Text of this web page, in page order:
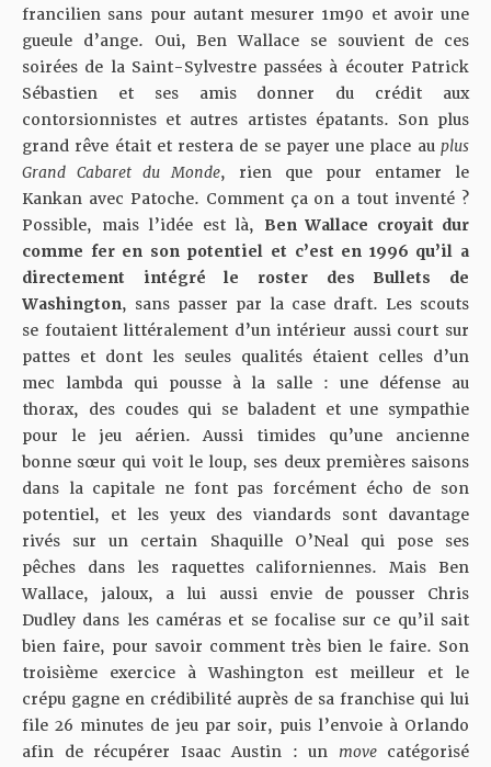
francilien sans pour autant mesurer 1m90 et avoir une
gueule d’ange. Oui, Ben Wallace se souvient de ces
soirées de la Saint-Sylvestre passées à écouter Patrick
Sébastien et ses amis donner du crédit aux
contorsionnistes et autres artistes épatants. Son plus
grand rêve était et restera de se payer une place au plus
Grand Cabaret du Monde, rien que pour entamer le
Kankan avec Patoche. Comment ça on a tout inventé ?
Possible, mais l’idée est là, Ben Wallace croyait dur
comme fer en son potentiel et c’est en 1996 qu’il a
directement intégré le roster des Bullets de
Washington, sans passer par la case draft. Les scouts
se foutaient littéralement d’un intérieur aussi court sur
pattes et dont les seules qualités étaient celles d’un
mec lambda qui pousse à la salle : une défense au
thorax, des coudes qui se baladent et une sympathie
pour le jeu aérien. Aussi timides qu’une ancienne
bonne sœur qui voit le loup, ses deux premières saisons
dans la capitale ne font pas forcément écho de son
potentiel, et les yeux des viandards sont davantage
rivés sur un certain Shaquille O’Neal qui pose ses
pêches dans les raquettes californiennes. Mais Ben
Wallace, jaloux, a lui aussi envie de pousser Chris
Dudley dans les caméras et se focalise sur ce qu’il sait
bien faire, pour savoir comment très bien le faire. Son
troisième exercice à Washington est meilleur et le
crépu gagne en crédibilité auprès de sa franchise qui lui
file 26 minutes de jeu par soir, puis l’envoie à Orlando
afin de récupérer Isaac Austin : un movecatégorisé